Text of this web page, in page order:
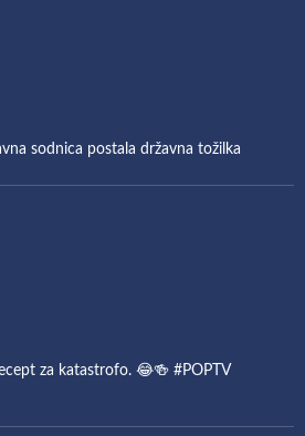
sodnica postala državna tožilka
za katastrofo. 😂🍻 #POPTV